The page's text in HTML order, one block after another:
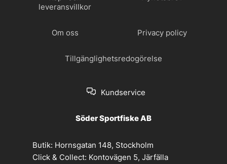
leveransvillkor
Om oss Privacy policy
Tillgänglighetsredogörelse
Kundservice
Söder Sportfiske AB
Butik: Hornsgatan 148, Stockholm
Click & Collect: Kontovägen 5, Järfälla